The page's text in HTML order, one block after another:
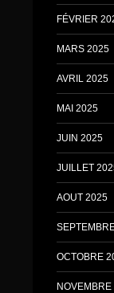
FÉVRIER
MARS 2025
AVRIL 2025
MAI 2025
JUIN 2025
JUILLET
AOUT 2025
OCTOBRE